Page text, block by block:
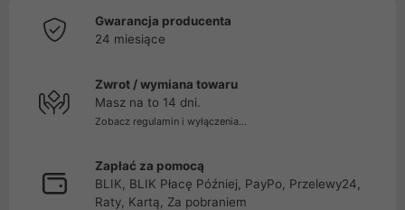
Gwarancja producenta
24 miesiące
Zwrot / wymiana towaru
Masz na to 14 dni.
Zobacz regulamin i wyłączenia...
Zapłać za pomocą
BLIK, BLIK Płacę Później, PayPo, Przelewy24,
Raty, Kartą, Za pobraniem